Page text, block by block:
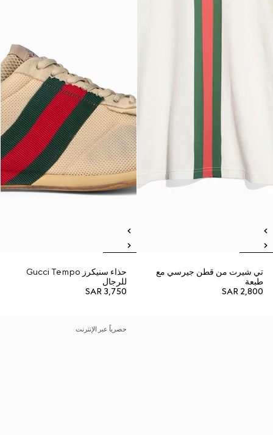
تي شيرت من قطن جيرسي مع
طبعة
SAR 2,800
حذاء سنيكرز Gucci Tempo
للرجال
SAR 3,750
حصرياً عبر الإنترنت